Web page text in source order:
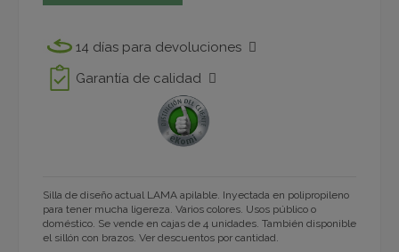
14 días para devoluciones
Garantía de calidad
Silla de diseño actual LAMA apilable. Inyectada en polipropileno
para tener mucha ligereza. Varios colores. Usos público o
doméstico. Se vende en cajas de 4 unidades. También disponible
el sillón con brazos. Ver descuentos por cantidad.